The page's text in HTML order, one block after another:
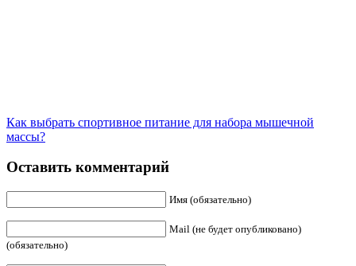
Как выбрать спортивное питание для набора мышечной
массы?
Оставить комментарий
Имя (обязательно)
Mail (не будет опубликовано)
(обязательно)